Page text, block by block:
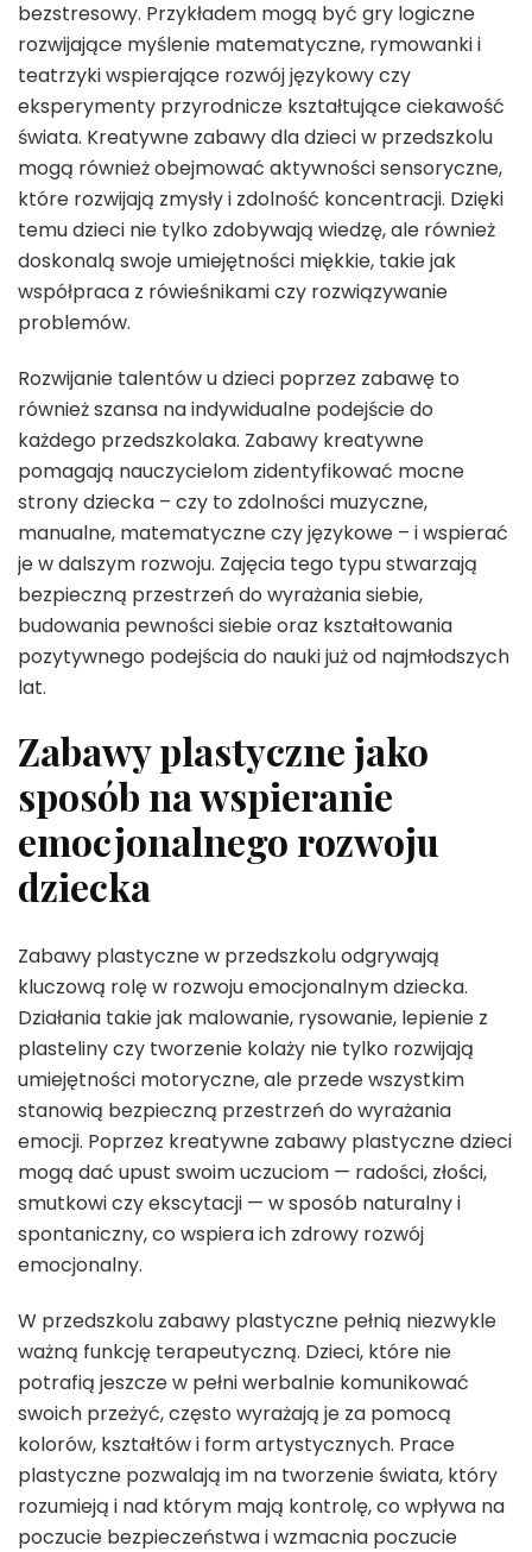
bezstresowy. Przykładem mogą być gry logiczne
rozwijające myślenie matematyczne, rymowanki i
teatrzyki wspierające rozwój językowy czy
eksperymenty przyrodnicze kształtujące ciekawość
świata. Kreatywne zabawy dla dzieci w przedszkolu
mogą również obejmować aktywności sensoryczne,
które rozwijają zmysły i zdolność koncentracji. Dzięki
temu dzieci nie tylko zdobywają wiedzę, ale również
doskonalą swoje umiejętności miękkie, takie jak
współpraca z rówieśnikami czy rozwiązywanie
problemów.
Rozwijanie talentów u dzieci poprzez zabawę to
również szansa na indywidualne podejście do
każdego przedszkolaka. Zabawy kreatywne
pomagają nauczycielom zidentyfikować mocne
strony dziecka – czy to zdolności muzyczne,
manualne, matematyczne czy językowe – i wspierać
je w dalszym rozwoju. Zajęcia tego typu stwarzają
bezpieczną przestrzeń do wyrażania siebie,
budowania pewności siebie oraz kształtowania
pozytywnego podejścia do nauki już od najmłodszych
lat.
Zabawy plastyczne jako
sposób na wspieranie
emocjonalnego rozwoju
dziecka
Zabawy plastyczne w przedszkolu odgrywają
kluczową rolę w rozwoju emocjonalnym dziecka.
Działania takie jak malowanie, rysowanie, lepienie z
plasteliny czy tworzenie kolaży nie tylko rozwijają
umiejętności motoryczne, ale przede wszystkim
stanowią bezpieczną przestrzeń do wyrażania
emocji. Poprzez kreatywne zabawy plastyczne dzieci
mogą dać upust swoim uczuciom — radości, złości,
smutkowi czy ekscytacji — w sposób naturalny i
spontaniczny, co wspiera ich zdrowy rozwój
emocjonalny.
W przedszkolu zabawy plastyczne pełnią niezwykle
ważną funkcję terapeutyczną. Dzieci, które nie
potrafią jeszcze w pełni werbalnie komunikować
swoich przeżyć, często wyrażają je za pomocą
kolorów, kształtów i form artystycznych. Prace
plastyczne pozwalają im na tworzenie świata, który
rozumieją i nad którym mają kontrolę, co wpływa na
poczucie bezpieczeństwa i wzmacnia poczucie